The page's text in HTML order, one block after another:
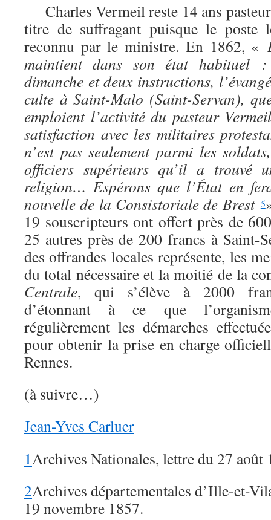
Charles Vermeil reste 14 ans
titre de suffragant puisque le poste
reconnu par le ministre. En 1862, «
maintient dans son état habituel :
dimanche et deux instructions,
culte à Saint-Malo (Saint-Servan),
emploient l’activité du pasteur
satisfaction avec les militaires
n’est pas seulement parmi les
officiers supérieurs qu’il a trouvé
religion… Espérons que l’État en
nouvelle de la Consistoriale de Brest 5
19 souscripteurs ont offert près de
25 autres près de 200 francs à Saint-
des offrandes locales représente, les
du total nécessaire et la moitié de la
Centrale, qui s’élève à 2000
d’étonnant à ce que
régulièrement les démarches
pour obtenir la prise en charge
Rennes.
(à suivre…)
Jean-Yves Carluer
1Archives Nationales, lettre du 27 août
2Archives départementales d’Ille-et-
19 novembre 1857.